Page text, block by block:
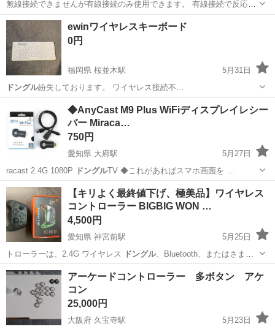
無線接続できませんが有線接続のみ使用できます。 有線接続で反応し
ます。使用感は問題なくお使い頂けます。 定価28000円です。
栃木 足利市 足利市駅 その他 ドングル
ewinワイヤレスキーボード
0円
福岡県 桜並木駅
5月31日
ドングル紛失しております。 ワイヤレス接続不…
大野城市
◆AnyCast M9 Plus WiFiディスプレイレシー
バー Miraca…
750円
愛知県 大府駅
5月27日
racast 2.4G 1080P ドングル TV ◆これがあればスマホ画面を …
愛知 大府市 大府駅 テレビ AnyCast
【キリよく最終値下げ、極美品】ワイヤレス
コントローラー BIGBIG WON …
4,500円
愛知県 神宮前駅
5月25日
トローラーは、2.4G ワイヤレス
ドングル、Bluetooth、またはさまざ
ま…
愛知 名古屋市 神宮前駅 テレビゲーム Pro
アーケードコントローラー 多ボタン アケ
コン
25,000円
大阪府 久宝寺駅 5月23日